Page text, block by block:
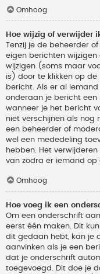
Omhoog
Hoe wijzig of verwijder
Tenzij je de beheerder
eigen berichten
wijzigen (soms maar
is) door te klikken op de
bericht. Als er al
onderaan je bericht een
wanneer je het bericht
niet verschijnen als nog
een beheerder of
wel een mededeling
hebben. Het
van zodra er iemand op
Omhoog
Hoe voeg ik een
Om een onderschrift
eerst één maken. Dit
dit gedaan hebt, kan je
aanvinken als je een
dat je onderschrift
toegevoegd. Dit doe je